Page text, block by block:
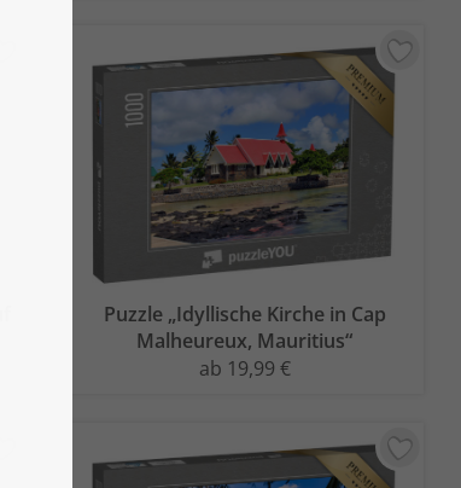
Puzzle „Idyllische Kirche in Cap
Malheureux, Mauritius“
ab 19,99 €